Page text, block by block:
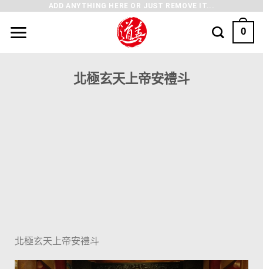
ADD ANYTHING HERE OR JUST REMOVE IT...
0
北極玄天上帝安禮斗
北極玄天上帝安禮斗